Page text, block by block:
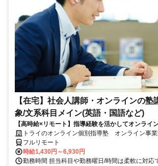
【在宅】社会人講師・オンラインの塾
象/文系科目メイン(英語・国語など)
【高時給×リモート】指導経験を活かしてオンライ
週1～OK！
トライのオンライン個別指導塾 オンライン事
フルリモート
時給1,430円～6,930円
勤務時間 担当科目や勤務曜日/時間は柔軟に対応